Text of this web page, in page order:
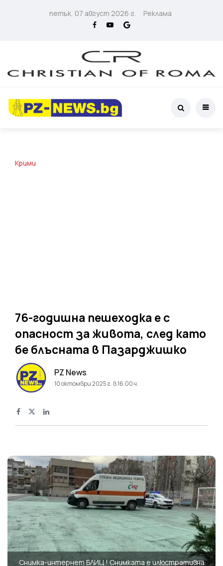
петък, 07 август 2026 г. Реклама
Крими
76-годишна пешеходка е с
опасност за живота, след като
бе блъсната в Пазарджишко
PZ News
10 октомври 2025 г. в 16:00 ч.
Снимка-интернет БЛИЦ ! Снимката е илюстративна